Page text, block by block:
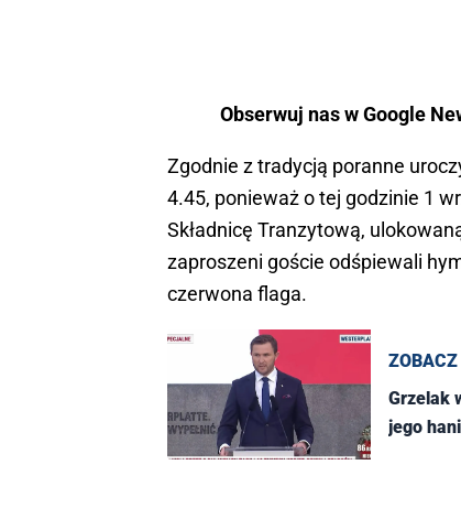
Obserwuj nas w Google
Zgodnie z tradycją poranne
4.45, ponieważ o tej godzinie 1
Składnicę Tranzytową,
zaproszeni goście odśpiewali
czerwona flaga.
ZOBACZ
Grzelak
jego